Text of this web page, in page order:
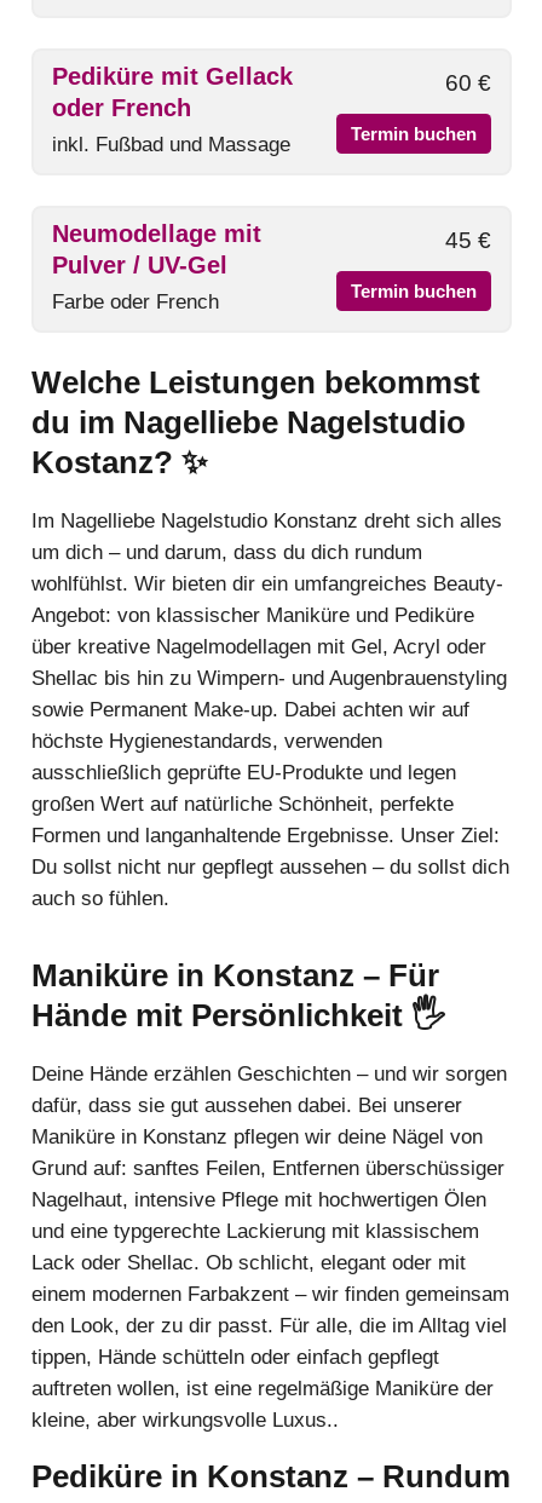
Pediküre mit Gellack
oder French
inkl. Fußbad und Massage
60 €
Termin buchen
Neumodellage mit
Pulver / UV-Gel
Farbe oder French
45 €
Termin buchen
Welche Leistungen bekommst
du im Nagelliebe Nagelstudio
Kostanz? ✨
Im Nagelliebe Nagelstudio Konstanz dreht sich alles
um dich – und darum, dass du dich rundum
wohlfühlst. Wir bieten dir ein umfangreiches Beauty-
Angebot: von klassischer Maniküre und Pediküre
über kreative Nagelmodellagen mit Gel, Acryl oder
Shellac bis hin zu Wimpern- und Augenbrauenstyling
sowie Permanent Make-up. Dabei achten wir auf
höchste Hygienestandards, verwenden
ausschließlich geprüfte EU-Produkte und legen
großen Wert auf natürliche Schönheit, perfekte
Formen und langanhaltende Ergebnisse. Unser Ziel:
Du sollst nicht nur gepflegt aussehen – du sollst dich
auch so fühlen.
Maniküre in Konstanz – Für
Hände mit Persönlichkeit 🖐️
Deine Hände erzählen Geschichten – und wir sorgen
dafür, dass sie gut aussehen dabei. Bei unserer
Maniküre in Konstanz pflegen wir deine Nägel von
Grund auf: sanftes Feilen, Entfernen überschüssiger
Nagelhaut, intensive Pflege mit hochwertigen Ölen
und eine typgerechte Lackierung mit klassischem
Lack oder Shellac. Ob schlicht, elegant oder mit
einem modernen Farbakzent – wir finden gemeinsam
den Look, der zu dir passt. Für alle, die im Alltag viel
tippen, Hände schütteln oder einfach gepflegt
auftreten wollen, ist eine regelmäßige Maniküre der
kleine, aber wirkungsvolle Luxus..
Pediküre in Konstanz – Rundum